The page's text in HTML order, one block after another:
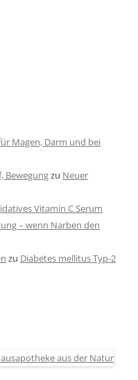
Magen, Darm und bei
Bewegungzu Neuer
Vitamin C Serum
– wenn Narben den
zu Diabetes mellitus Typ-2